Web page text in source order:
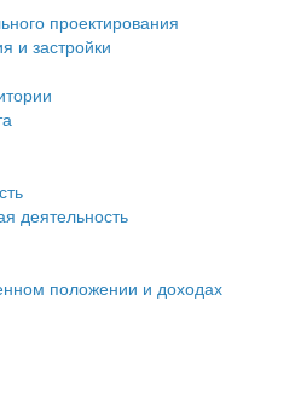
проектирования
и застройки
деятельность
положении и доходах